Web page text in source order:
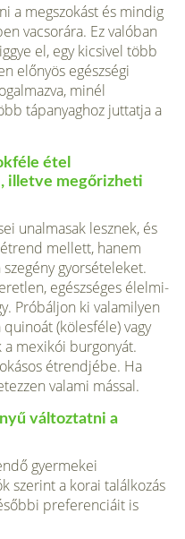
a megszokást és mindig
vacsorára. Ez valóban
el, egy kicsivel több
előnyös egészségi
minél
táp­anyaghoz juttatja a
étel
illetve meg­őrizheti
unalmasak lesznek, és
mellett, hanem
gyorsételeket.
egészséges élelmi­
Próbáljon ki valamilyen
(kölesféle) vagy
mexikói bur­gonyát.
étrendjébe. Ha
valami mással.
változtatni a
gyermekei
szerint a korai találkozás
preferenciáit is